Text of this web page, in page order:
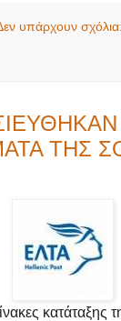
υπάρχουν σχόλια:
ΤΗΣ